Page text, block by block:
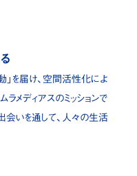
」を届け、空間活性化によ
ラメディアスのミッションで
会いを通して、人々の生活